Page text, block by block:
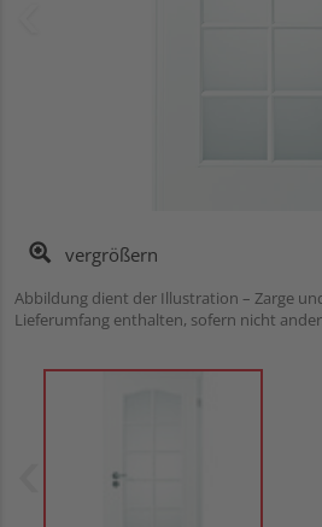
vergrößern
Abbildung dient der Illustration – Zarge
Lieferumfang enthalten, sofern nicht